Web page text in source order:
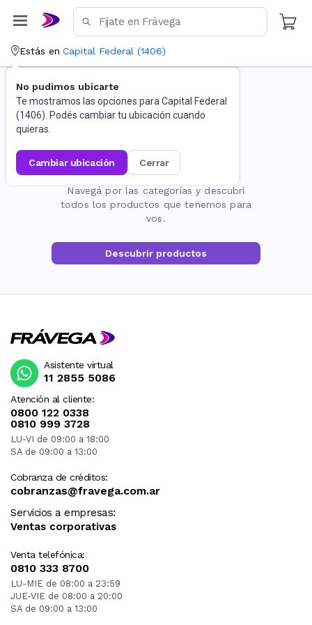
Estás en Capital Federal (1406)
No pudimos ubicarte
Te mostramos las opciones para Capital Federal
(1406). Podés cambiar tu ubicación cuando
quieras.
cambiar ubicación cerrar
La página no existe
Navegá por las categorías y descubrí
todos los productos que tenemos para
vos.
Descubrir productos
Atención al cliente:
0800 122 0338
0810 999 3728
LU-VI de 09:00 a 18:00
SA de 09:00 a 13:00
Cobranza de créditos:
cobranzas@fravega.com.ar
Servicios a empresas:
Ventas corporativas
Venta telefónica:
0810 333 8700
LU-MIE de 08:00 a 23:59
JUE-VIE de 08:00 a 20:00
SA de 09:00 a 13:00
Asistente virtual
11 2855 5086